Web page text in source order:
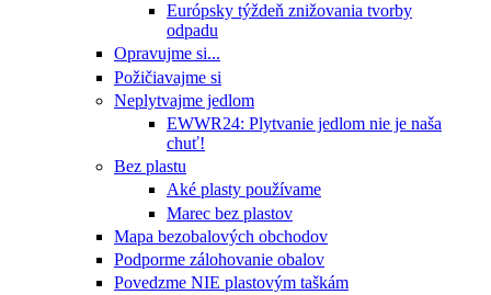
Európsky týždeň znižovania tvorby
odpadu
Opravujme si...
Požičiavajme si
Neplytvajme jedlom
EWWR24: Plytvanie jedlom nie je naša
chuť!
Bez plastu
Aké plasty používame
Marec bez plastov
Mapa bezobalových obchodov
Podporme zálohovanie obalov
Povedzme NIE plastovým taškám